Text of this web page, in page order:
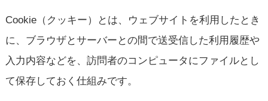
Cookie（クッキー）とは、ウェブサイトを利用したとき
に、ブラウザとサーバーとの間で送受信した利用履歴や
入力内容などを、訪問者のコンピュータにファイルとし
て保存しておく仕組みです。